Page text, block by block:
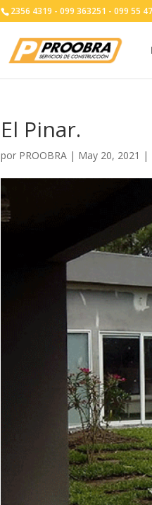
2356 4319 - 099 363251 - 099 55
El Pinar.
por PROOBRA | May 20, 2021 |